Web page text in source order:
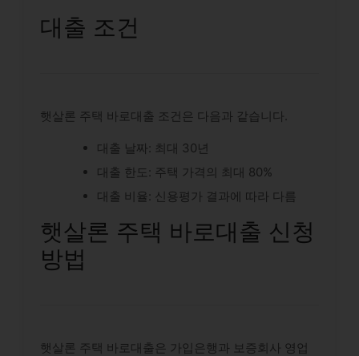
대출 조건
햇살론 주택 바로대출 조건은 다음과 같습니다.
대출 날짜: 최대 30년
대출 한도: 주택 가격의 최대 80%
대출 비율: 신용평가 결과에 따라 다름
햇살론 주택 바로대출 신청
방법
햇살론 주택 바로대출은 가입은행과 보증회사 영업